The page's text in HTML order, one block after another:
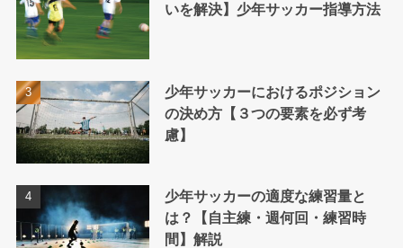
いを解決】少年サッカー指導方法
少年サッカーにおけるポジション
の決め方【３つの要素を必ず考
慮】
少年サッカーの適度な練習量と
は？【自主練・週何回・練習時
間】解説